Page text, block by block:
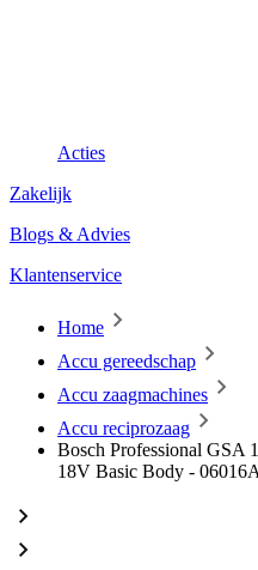
Acties
Zakelijk
Blogs & Advies
Klantenservice
Home
Accu gereedschap
Accu zaagmachines
Accu reciprozaag
Bosch Professional GSA
18V Basic Body -